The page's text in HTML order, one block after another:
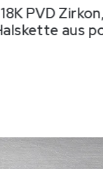
18K PVD
aus